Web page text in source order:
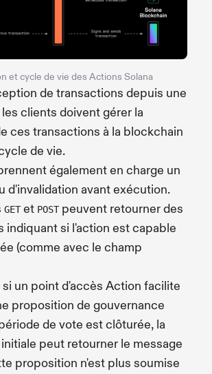
et cycle de vie des Actions Solana
de transactions depuis une
clients doivent gérer la
ces transactions à la blockchain
de vie.
également en charge un
d'invalidation avant exécution.
GETet POSTpeuvent retourner des
indiquant si l'action est capable
(comme avec le champ
si un point d'accès Action facilite
proposition de gouvernance
de vote est clôturée, la
peut retourner le message
proposition n'est plus soumise